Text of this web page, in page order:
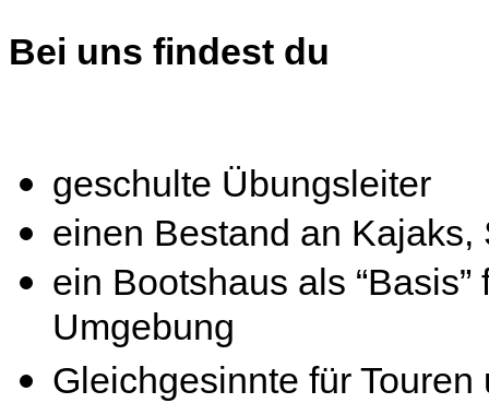
Bei uns findest du
geschulte Übungsleiter
einen Bestand an
ein Bootshaus als
Umgebung
Gleichgesinnte für Touren